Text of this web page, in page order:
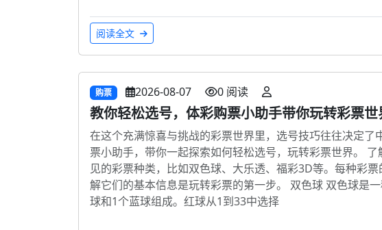
阅读全文
购票 2026-08-07 0 阅读
教你轻松选号，体彩购票小助手带你玩转彩票世
在这个充满惊喜与挑战的彩票世界里，选号技巧往往决定了
票小助手，带你一起探索如何轻松选号，玩转彩票世界。
见的彩票种类，比如双色球、大乐透、福彩3D等。每种彩
解它们的基本信息是玩转彩票的第一步。 双色球 双色球是
球和1个蓝球组成。红球从1到33中选择